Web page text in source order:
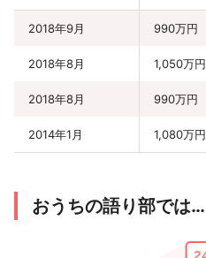
2018年9月 990万円
2018年8月 1,050万円
2018年8月 990万円
2014年1月 1,080万円
おうちの語り部では…